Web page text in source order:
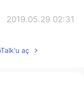
2019.05.29 02:31
？と思ってまし
aç